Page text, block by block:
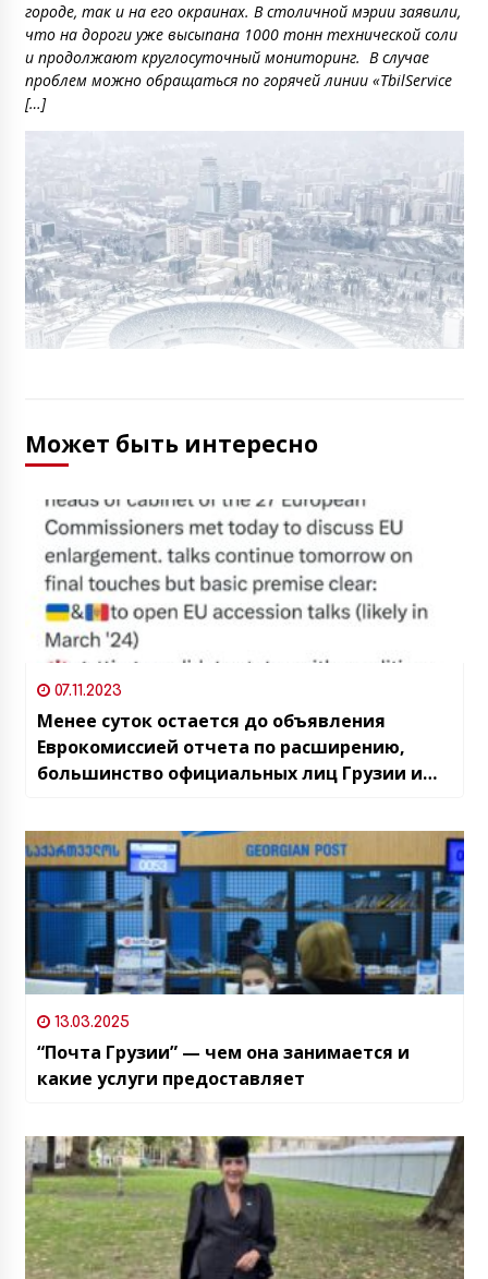
городе, так и на его окраинах. В столичной мэрии заявили,
что на дороги уже высыпана 1000 тонн технической соли
и продолжают круглосуточный мониторинг. В случае
проблем можно обращаться по горячей линии «TbilService
[…]
Может быть интересно
07.11.2023
Менее суток остается до объявления
Еврокомиссией отчета по расширению,
большинство официальных лиц Грузии и
статус кандидата, но с рядом условий
13.03.2025
“Почта Грузии” — чем она занимается и
какие услуги предоставляет